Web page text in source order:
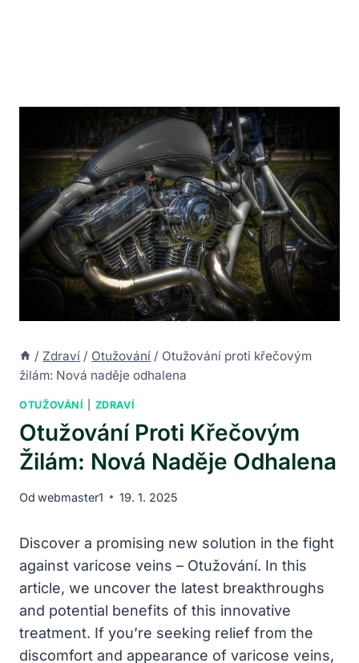
/ Zdraví / Otužování / Otužování proti křečovým
žilám: Nová naděje odhalena
OTUŽOVÁNÍ ZDRAVÍ
Otužování Proti Křečovým
Žilám: Nová Naděje Odhalena
Od webmaster1 19. 1. 2025
Discover a promising new solution in the fight
against varicose veins – Otužování. In this
article, we uncover the latest breakthroughs
and potential benefits of this innovative
treatment. If you’re seeking relief from the
discomfort and appearance of varicose veins,